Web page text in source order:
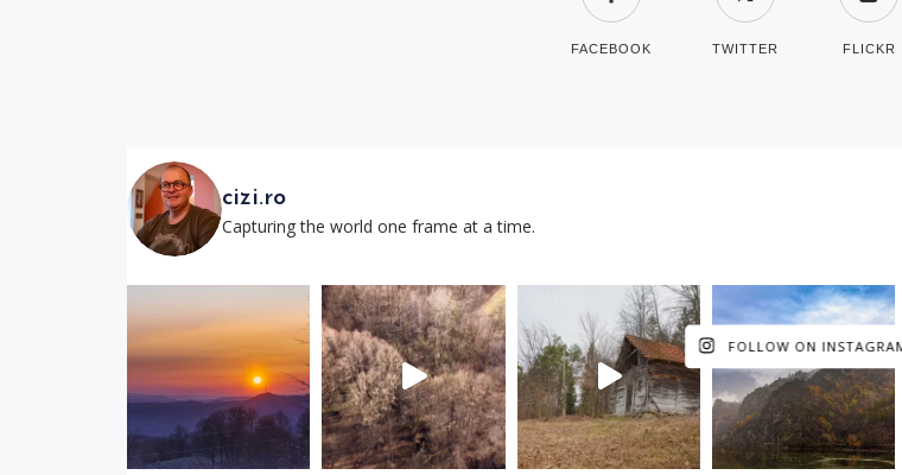
FACEBOOK TWITTER FLICKR
cizi.ro
Capturing the world one frame at a time.
FOLLOW ON